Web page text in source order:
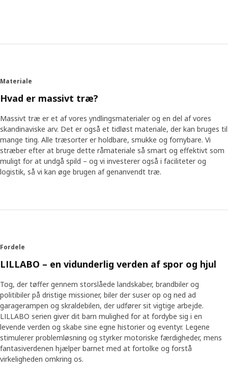
egen verden,” siger Bodil, der mener, at mange forældre
stadigvæk er relevant for børn i dag? En del af hendes
viden kommer fra Children's School, en afdeling i IKEA, der
fungerer som videnbank og lærer for alt, der har med børn
at gøre. Her arbejder Jessica Bondesson, og hun forklarer,
hvad formålet er med Children's School: "Vi ønsker, at
vores medarbejdere har en indgående forståelse af børns
sætter pris på. "I 2015 gennemførte vi en stor
hele verden har de samme behov, og at de kan lide at lege
undersøgelsen viste, at de fleste forældre synes, at alle
burde lege mere og arbejde mindre.
Nye tog til en ny tid
LILLABO har været en del af vores sortiment siden
1990’erne, og med de nye dele springer serien ind i den
moderne tidsalder, hvor højhastighedstog har erstattet
Materiale
Hvad er massivt træ?
Massivt træ er et af vores yndlingsmaterialer og en del af vores
skandinaviske arv. Det er også et tidløst materiale, der kan bruges til
mange ting. Alle træsorter er holdbare, smukke og fornybare. Vi
stræber efter at bruge dette råmateriale så smart og effektivt som
muligt for at undgå spild – og vi investerer også i faciliteter og
logistik, så vi kan øge brugen af genanvendt træ.
Fordele
LILLABO – en vidunderlig verden af spor og hjul
Tog, der tøffer gennem storslåede landskaber, brandbiler og
politibiler på dristige missioner, biler der suser op og ned ad
garagerampen og skraldebilen, der udfører sit vigtige arbejde.
LILLABO serien giver dit barn mulighed for at fordybe sig i en
levende verden og skabe sine egne historier og eventyr. Legene
stimulerer problemløsning og styrker motoriske færdigheder, mens
fantasiverdenen hjælper barnet med at fortolke og forstå
virkeligheden omkring os.